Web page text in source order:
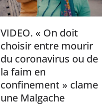
VIDEO. « On doit
choisir entre mourir
du coronavirus ou de
la faim en
confinement » clame
une Malgache